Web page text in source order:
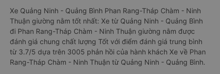
Xe Quảng Ninh - Quảng Bình Phan Rang-Tháp Chàm - Ninh
Thuận giường nằm tốt nhất: Xe từ Quảng Ninh - Quảng Bình
đi Phan Rang-Tháp Chàm - Ninh Thuận giường nằm được
đánh giá chung chất lượng Tốt với điểm đánh giá trung bình
từ 3.7/5 dựa trên 3005 phản hồi của hành khách Xe về Phan
Rang-Tháp Chàm - Ninh Thuận từ Quảng Ninh - Quảng Bình.